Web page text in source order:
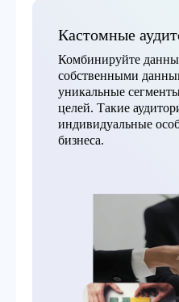
Кастомные
Комбинируйте
собственными
уникальные
целей. Такие
индивидуальные
бизнеса.